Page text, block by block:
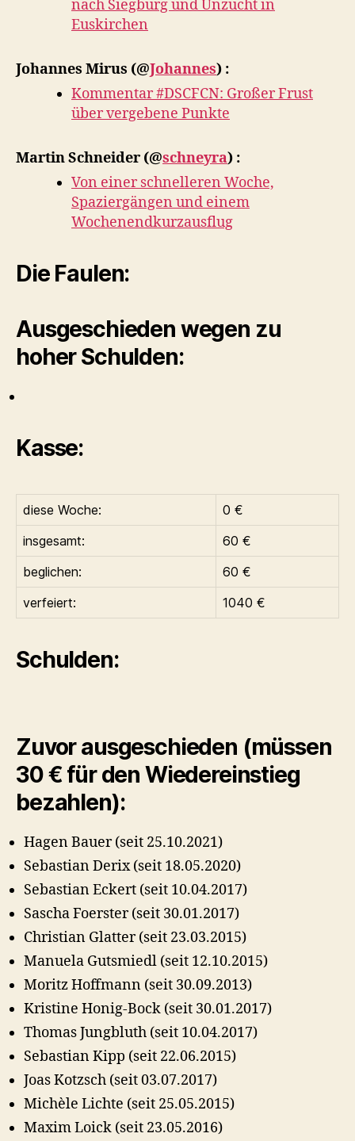
nach Siegburg und Unzucht in
Euskirchen
Johannes Mirus (@Johannes) :
Kommentar #DSCFCN: Großer Frust
über vergebene Punkte
Martin Schneider (@schneyra) :
Von einer schnelleren Woche,
Spaziergängen und einem
Wochenendkurzausflug
Die Faulen:
Ausgeschieden wegen zu
hoher Schulden:
Kasse:
diese Woche:
0 €
insgesamt:
60 €
beglichen:
60 €
verfeiert:
1040 €
Schulden:
Zuvor ausgeschieden (müssen
30 € für den Wiedereinstieg
bezahlen):
Hagen Bauer (seit 25.10.2021)
Sebastian Derix (seit 18.05.2020)
Sebastian Eckert (seit 10.04.2017)
Sascha Foerster (seit 30.01.2017)
Christian Glatter (seit 23.03.2015)
Manuela Gutsmiedl (seit 12.10.2015)
Moritz Hoffmann (seit 30.09.2013)
Kristine Honig-Bock (seit 30.01.2017)
Thomas Jungbluth (seit 10.04.2017)
Sebastian Kipp (seit 22.06.2015)
Joas Kotzsch (seit 03.07.2017)
Michèle Lichte (seit 25.05.2015)
Maxim Loick (seit 23.05.2016)